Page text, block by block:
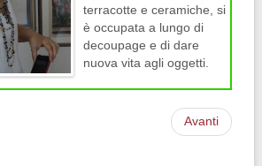
terracotte e ceramiche, si
è occupata a lungo di
decoupage e di dare
nuova vita agli oggetti.
Avanti